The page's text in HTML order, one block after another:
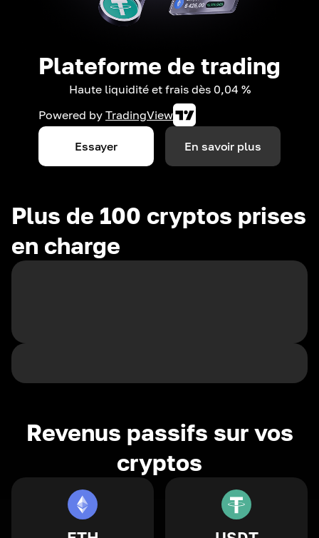
Plateforme de trading
Haute liquidité et frais dès 0,04 %
Powered by TradingView
Essayer En savoir plus
Plus de 100 cryptos prises
en charge
Revenus passifs sur vos
cryptos